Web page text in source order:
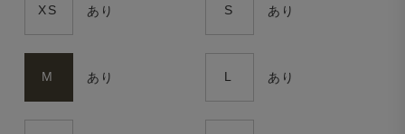
XS あり S あり
M あり L あり